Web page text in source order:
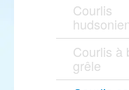
Courlis
Courlis à
grêle